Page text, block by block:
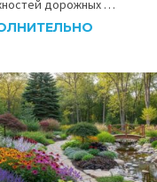
дорожных …